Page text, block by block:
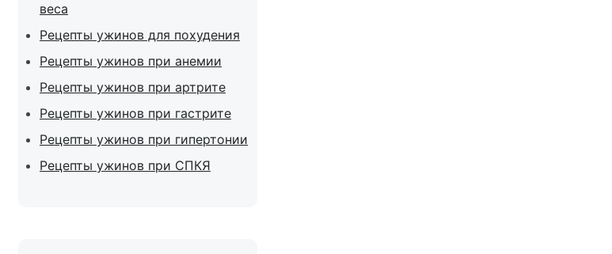
веса
Рецепты ужинов для похудения
Рецепты ужинов при анемии
Рецепты ужинов при артрите
Рецепты ужинов при гастрите
Рецепты ужинов при гипертонии
Рецепты ужинов при СПКЯ